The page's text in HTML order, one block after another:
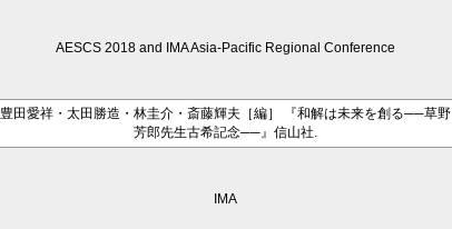
AESCS 2018 and IMA Asia-Pacific Regional Conference
豊田愛祥・太田勝造・林圭介・斎藤輝夫［編］ 『和解は未来を創る──草野
芳郎先生古希記念──』信山社.
IMA